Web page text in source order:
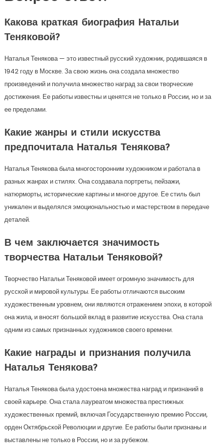
Какова краткая биография Натальи
Теняковой?
Наталья Тенякова — это известный русский художник, родившаяся в
1942 году в Москве. За свою жизнь она создала множество
произведений и получила множество наград за свои творческие
достижения. Ее работы известны и ценятся не только в России, но и за
ее пределами.
Какие жанры и стили искусства
предпочитала Наталья Тенякова?
Наталья Тенякова была многосторонним художником и работала в
разных жанрах и стилях. Она создавала портреты, пейзажи,
натюрморты, исторические картины и многое другое. Ее стиль был
уникален и выделялся эмоциональностью и мастерством в передаче
деталей.
В чем заключается значимость
творчества Натальи Теняковой?
Творчество Натальи Теняковой имеет огромную значимость для
русской и мировой культуры. Ее работы отличаются высоким
художественным уровнем, они являются отражением эпохи, в которой
она жила, и вносят большой вклад в развитие искусства. Она стала
одним из самых признанных художников своего времени.
Какие награды и признания получила
Наталья Тенякова?
Наталья Тенякова была удостоена множества наград и признаний в
своей карьере. Она стала лауреатом множества престижных
художественных премий, включая Государственную премию России,
орден Октябрьской Революции и другие. Ее работы были признаны и
выставлены не только в России, но и за рубежом.